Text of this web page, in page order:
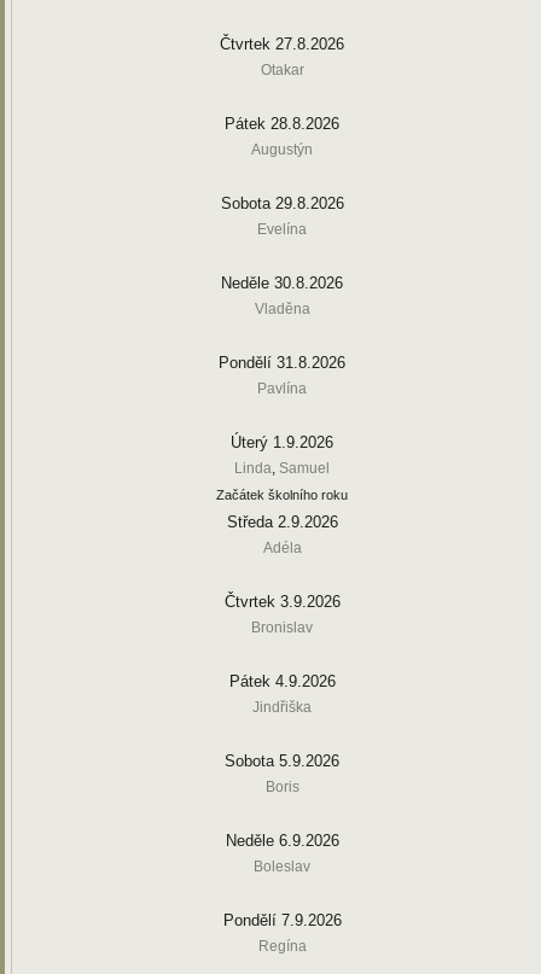
Čtvrtek 27.8.2026
Otakar
Pátek 28.8.2026
Augustýn
Sobota 29.8.2026
Evelína
Neděle 30.8.2026
Vladěna
Pondělí 31.8.2026
Pavlína
Úterý 1.9.2026
Linda, Samuel
Začátek školního roku
Středa 2.9.2026
Adéla
Čtvrtek 3.9.2026
Bronislav
Pátek 4.9.2026
Jindřiška
Sobota 5.9.2026
Boris
Neděle 6.9.2026
Boleslav
Pondělí 7.9.2026
Regína